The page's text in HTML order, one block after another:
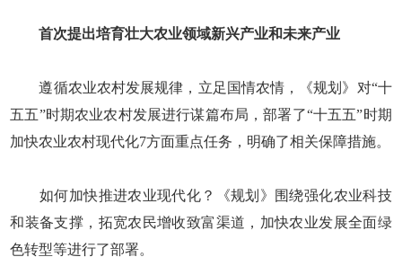
首次提出培育壮大农业领域新兴产业和未来产业
遵循农业农村发展规律，立足国情农情，《规划》对“十
五五”时期农业农村发展进行谋篇布局，部署了“十五五”时期
加快农业农村现代化7方面重点任务，明确了相关保障措施。
如何加快推进农业现代化？《规划》围绕强化农业科技
和装备支撑，拓宽农民增收致富渠道，加快农业发展全面绿
色转型等进行了部署。